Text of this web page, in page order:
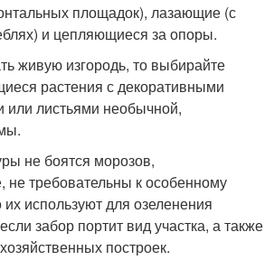
площадок), лазающие (с
и цепляющиеся за опоры.
живую изгородь, то выбирайте
растения с декоративными
или листьями необычной,
не боятся морозов,
не требовательны к особенному
используют для озеленения
забор портит вид участка, а также
построек.